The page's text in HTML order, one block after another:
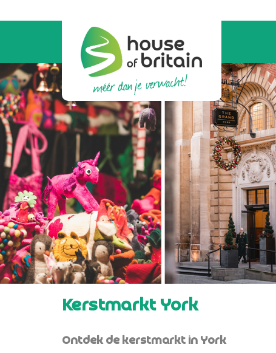
Kerstmarkt York
Ontdek de kerstmarkt in York